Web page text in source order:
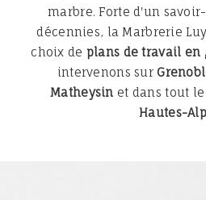
marbre. Forte d'un
décennies, la Marbrerie
choix de plans de travail en
intervenons sur
Matheysin et dans tout le
Hautes-